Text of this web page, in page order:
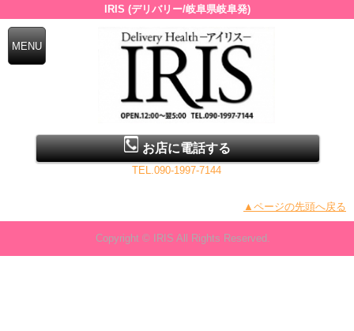
IRIS (デリバリー/岐阜県岐阜発)
お店に電話する
TEL.090-1997-7144
▲ページの先頭へ戻る
Copyright © IRIS All Rights Reserved.